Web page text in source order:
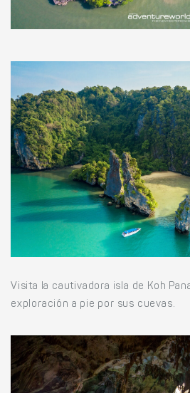
Visita la cautivadora isla de Koh
exploración a pie por sus cuevas.